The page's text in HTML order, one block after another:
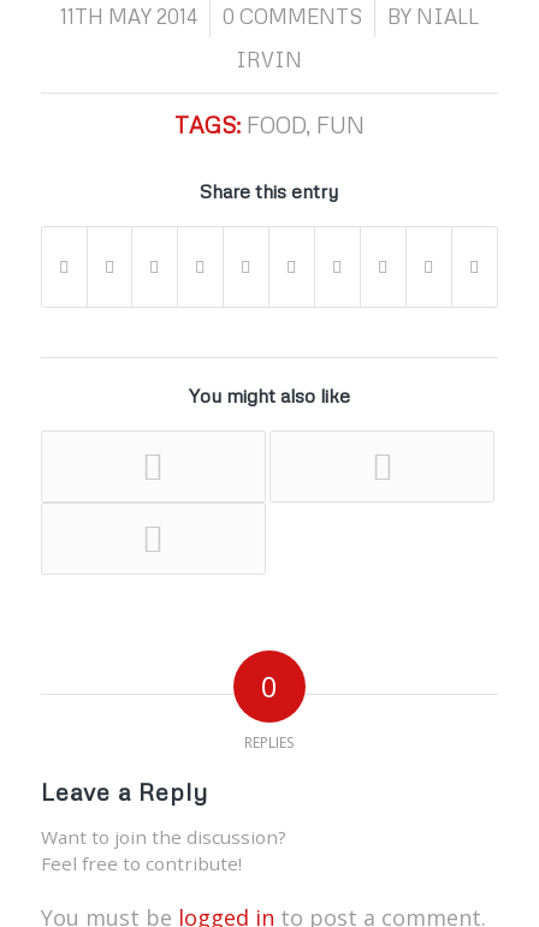
11TH MAY 2014
/ 0 COMMENTS
/ BY NIALL
IRVIN
TAGS: FOOD, FUN
Share this entry
You might also like
0
REPLIES
Leave a Reply
Want to join the discussion?
Feel free to contribute!
You must be logged in to post a comment.